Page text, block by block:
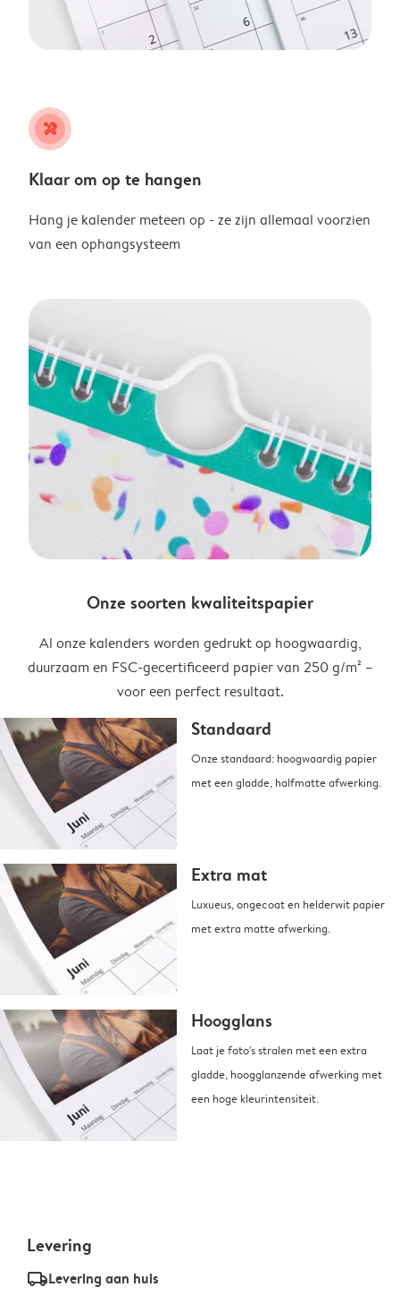
tools
Klaar om op te hangen
Hang je kalender meteen op - ze zijn allemaal voorzien
van een ophangsysteem
Onze soorten kwaliteitspapier
Al onze kalenders worden gedrukt op hoogwaardig,
duurzaam en FSC-gecertificeerd papier van 250 g/m² –
voor een perfect resultaat.
Standaard
Onze standaard: hoogwaardig papier
met een gladde, halfmatte afwerking.
Extra mat
Luxueus, ongecoat en helderwit papier
met extra matte afwerking.
Hoogglans
Laat je foto's stralen met een extra
gladde, hoogglanzende afwerking met
een hoge kleurintensiteit.
Levering
delivery_standard_v2Levering aan huis